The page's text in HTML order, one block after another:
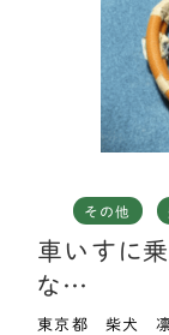
かります。
これからも沢山一
素敵な車椅子をあ
その他
車いすに乗
な…
東京都 柴犬 凛